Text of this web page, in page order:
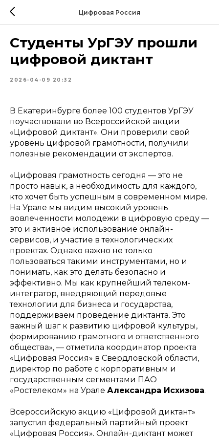
Цифровая Россия
Студенты УрГЭУ прошли
цифровой диктант
2026-04-09 20:32
В Екатеринбурге более 100 студентов УрГЭУ
поучаствовали во Всероссийской акции
«Цифровой диктант». Они проверили свой
уровень цифровой грамотности, получили
полезные рекомендации от экспертов.
«Цифровая грамотность сегодня — это не
просто навык, а необходимость для каждого,
кто хочет быть успешным в современном мире.
На Урале мы видим высокий уровень
вовлеченности молодежи в цифровую среду —
это и активное использование онлайн-
сервисов, и участие в технологических
проектах. Однако важно не только
пользоваться такими инструментами, но и
понимать, как это делать безопасно и
эффективно. Мы как крупнейший телеком-
интегратор, внедряющий передовые
технологии для бизнеса и государства,
поддерживаем проведение диктанта. Это
важный шаг к развитию цифровой культуры,
формированию грамотного и ответственного
общества», — отметила координатор проекта
«Цифровая Россия» в Свердловской области,
директор по работе с корпоративным и
государственным сегментами ПАО
«Ростелеком» на Урале Александра Исхизова.
Всероссийскую акцию «Цифровой диктант»
запустил федеральный партийный проект
«Цифровая Россия». Онлайн-диктант может